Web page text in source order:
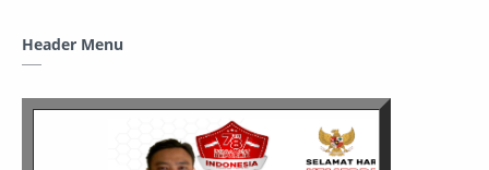
Header Menu